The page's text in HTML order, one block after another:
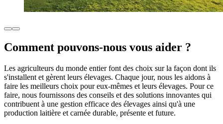
Comment pouvons-nous vous aider ?
Les agriculteurs du monde entier font des choix sur la façon dont ils
s'installent et gèrent leurs élevages. Chaque jour, nous les aidons à
faire les meilleurs choix pour eux-mêmes et leurs élevages. Pour ce
faire, nous fournissons des conseils et des solutions innovantes qui
contribuent à une gestion efficace des élevages ainsi qu'à une
production laitière et carnée durable, présente et future.